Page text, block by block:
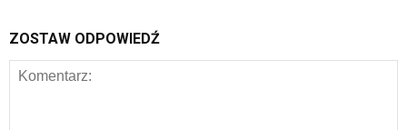
ZOSTAW ODPOWIEDŹ